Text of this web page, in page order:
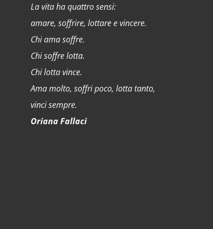
La vita ha quattro sensi:
amare, soffrire, lottare e vincere.
Chi ama soffre.
Chi soffre lotta.
Chi lotta vince.
Ama molto, soffri poco, lotta tanto,
vinci sempre.
Oriana Fallaci